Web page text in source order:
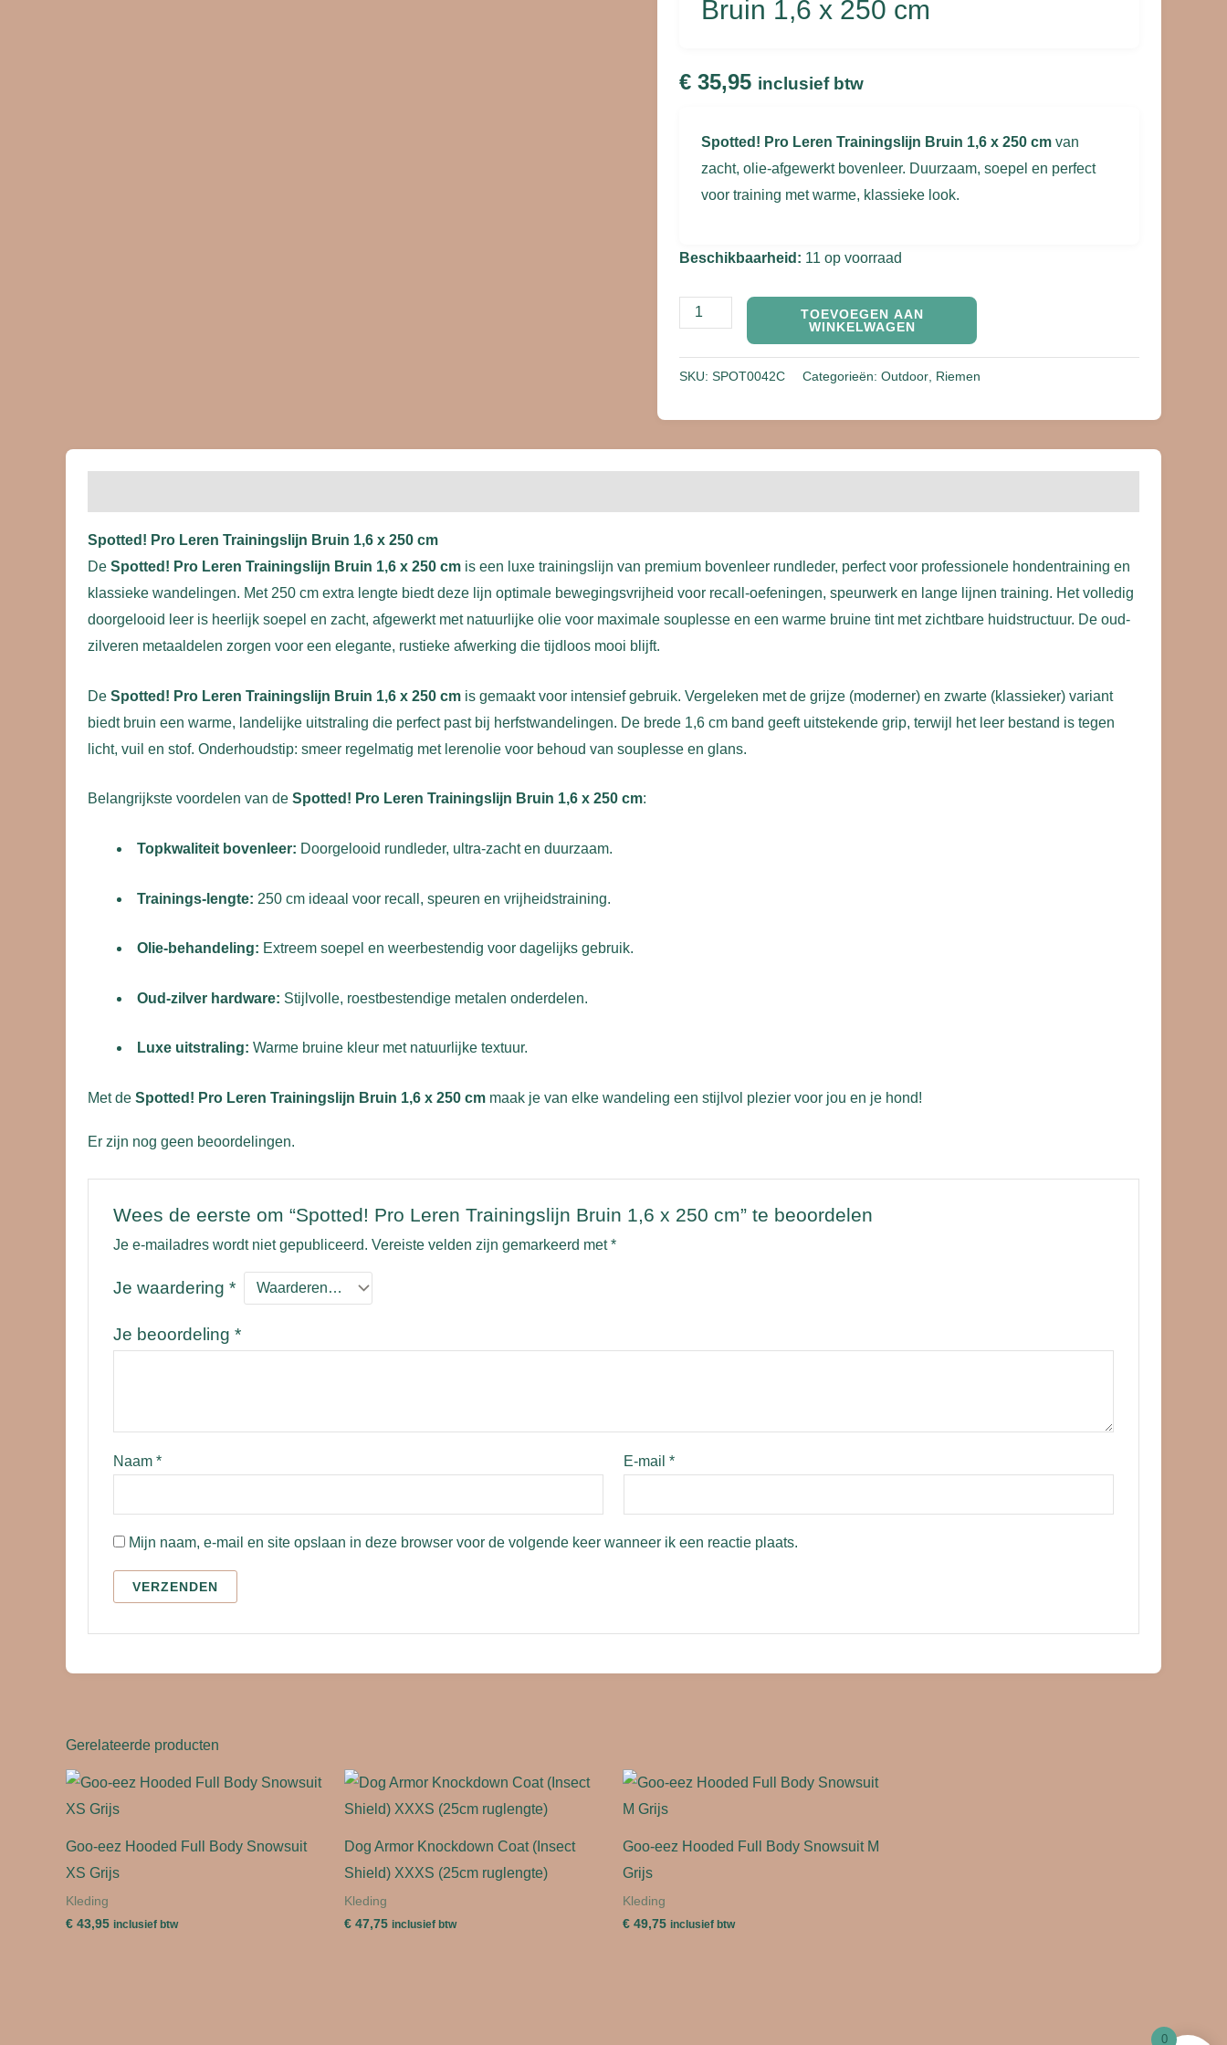
Bruin 1,6 x 250 cm
€ 35,95 inclusief btw
Spotted! Pro Leren Trainingslijn Bruin 1,6 x 250 cm van
zacht, olie-afgewerkt bovenleer. Duurzaam, soepel en perfect
voor training met warme, klassieke look.
Beschikbaarheid: 11 op voorraad
aantal
TOEVOEGEN AAN
WINKELWAGEN
SKU: SPOT0042C Categorieën: Outdoor Riemen
Spotted! Pro Leren Trainingslijn Bruin 1,6 x 250 cm
De Spotted! Pro Leren Trainingslijn Bruin 1,6 x 250 cm is een luxe trainingslijn van premium bovenleer rundleder, perfect voor professionele hondentraining en
klassieke wandelingen. Met 250 cm extra lengte biedt deze lijn optimale bewegingsvrijheid voor recall-oefeningen, speurwerk en lange lijnen training. Het volledig
doorgelooid leer is heerlijk soepel en zacht, afgewerkt met natuurlijke olie voor maximale souplesse en een warme bruine tint met zichtbare huidstructuur. De oud-
zilveren metaaldelen zorgen voor een elegante, rustieke afwerking die tijdloos mooi blijft.
De Spotted! Pro Leren Trainingslijn Bruin 1,6 x 250 cm is gemaakt voor intensief gebruik. Vergeleken met de grijze (moderner) en zwarte (klassieker) variant
biedt bruin een warme, landelijke uitstraling die perfect past bij herfstwandelingen. De brede 1,6 cm band geeft uitstekende grip, terwijl het leer bestand is tegen
licht, vuil en stof. Onderhoudstip: smeer regelmatig met lerenolie voor behoud van souplesse en glans.
Belangrijkste voordelen van de Spotted! Pro Leren Trainingslijn Bruin 1,6 x 250 cm:
Topkwaliteit bovenleer: Doorgelooid rundleder, ultra-zacht en duurzaam.
Trainings-lengte: 250 cm ideaal voor recall, speuren en vrijheidstraining.
Olie-behandeling: Extreem soepel en weerbestendig voor dagelijks gebruik.
Oud-zilver hardware: Stijlvolle, roestbestendige metalen onderdelen.
Luxe uitstraling: Warme bruine kleur met natuurlijke textuur.
Met de Spotted! Pro Leren Trainingslijn Bruin 1,6 x 250 cm maak je van elke wandeling een stijlvol plezier voor jou en je hond!
Er zijn nog geen beoordelingen.
Wees de eerste om “Spotted! Pro Leren Trainingslijn Bruin 1,6 x 250 cm” te beoordelen
Je e-mailadres wordt niet gepubliceerd. Vereiste velden zijn gemarkeerd met*
Je waardering *
Je beoordeling *
Naam * E-mail *
Mijn naam, e-mail en site opslaan in deze browser voor de volgende keer wanneer ik een reactie plaats.
Gerelateerde producten
Goo-eez Hooded Full Body Snowsuit
XS Grijs
Kleding
€ 43,95 inclusief btw
Dog Armor Knockdown Coat (Insect
Shield) XXXS (25cm ruglengte)
Kleding
€ 47,75 inclusief btw
Goo-eez Hooded Full Body Snowsuit M
Grijs
Kleding
€ 49,75 inclusief btw
0